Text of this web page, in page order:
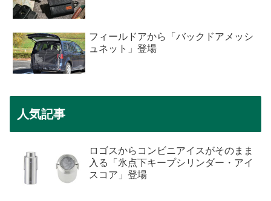
フィールドアから「バックドアメッシ
ュネット」登場
人気記事
ロゴスからコンビニアイスがそのまま
入る「氷点下キープシリンダー・アイ
スコア」登場